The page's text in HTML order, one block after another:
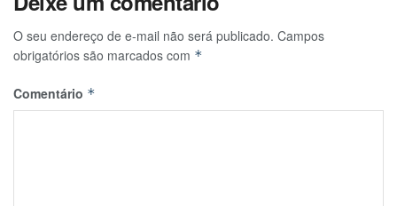
O seu endereço de e-mail não será publicado. Campos
obrigatórios são marcados com *
Comentário *